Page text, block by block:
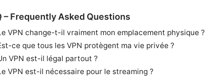
– Frequently Asked Questions
VPN change-t-il vraiment mon emplacement physique ?
ce que tous les VPN protègent ma vie privée ?
VPN est-il légal partout ?
VPN est-il nécessaire pour le streaming ?